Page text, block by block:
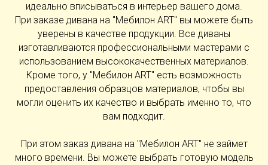
идеально вписываться в интерьер вашего дома.
При заказе дивана на "Мебилон ART" вы можете быть
уверены в качестве продукции. Все диваны
изготавливаются профессиональными мастерами с
использованием высококачественных материалов.
Кроме того, у "Мебилон ART" есть возможность
предоставления образцов материалов, чтобы вы
могли оценить их качество и выбрать именно то, что
вам подходит.
При этом заказ дивана на "Мебилон ART" не займет
много времени. Вы можете выбрать готовую модель